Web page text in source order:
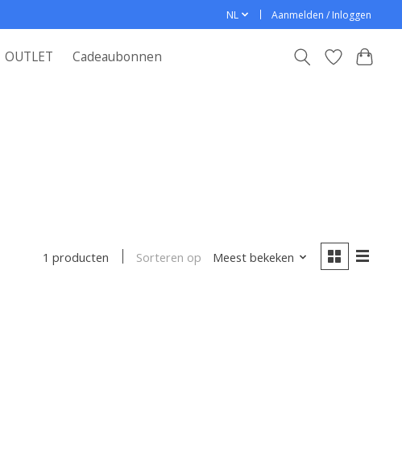
NL Aanmelden / Inloggen
OUTLET Cadeaubonnen
1 producten Sorteren op Meest bekeken